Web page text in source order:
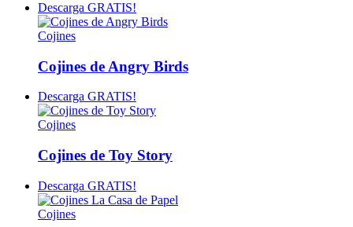
Descarga GRATIS!
Cojines
Cojines de Angry Birds
Descarga GRATIS!
Cojines
Cojines de Toy Story
Descarga GRATIS!
Cojines